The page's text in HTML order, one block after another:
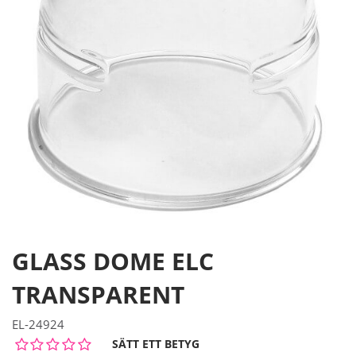
GLASS DOME ELC
TRANSPARENT
EL-24924
SÄTT ETT BETYG